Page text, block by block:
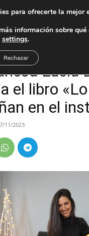
Lucía
el libro
en el
11/2023
para ofrecerte la mejor
información sobre
settings.
Rechazar